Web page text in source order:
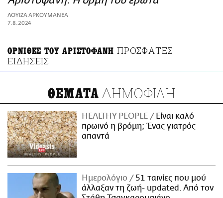
ΑΜΠΑ
PRINT
ΛΟΥΙΖΑ ΑΡΚΟΥΜΑΝΕΑ
7.8.2024
ΟΡΝΙΘΕΣ ΤΟΥ ΑΡΙΣΤΟΦΑΝΗ ΠΡΟΣΦΑΤΕΣ
ΕΙΔΗΣΕΙΣ
ΘΕΜΑΤΑ ΔΗΜΟΦΙΛΗ
HEALTHY PEOPLE
Είναι καλό
πρωινό η βρόμη; Ένας γιατρός
απαντά
Ημερολόγιο
51 ταινίες που μού
άλλαξαν τη ζωή- updated. Aπό τον